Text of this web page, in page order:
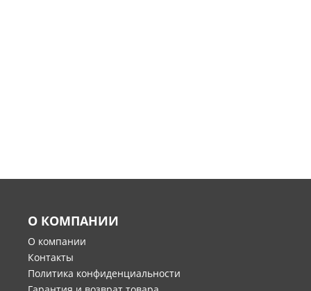
О КОМПАНИИ
О компании
Контакты
Политика конфиденциальности